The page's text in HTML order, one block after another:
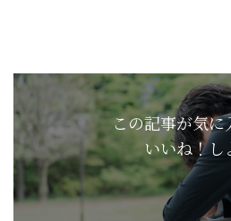
この記事が気に
いいね！し